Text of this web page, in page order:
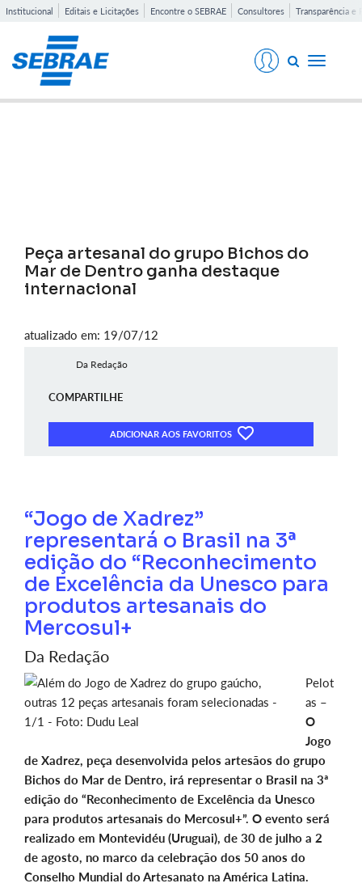
Institucional Editais e Licitações Encontre o SEBRAE Consultores Transparência e
Toggle
Peça artesanal do grupo Bichos do
Mar de Dentro ganha destaque
internacional
atualizado em: 19/07/12
Da Redação
COMPARTILHE
ADICIONAR AOS FAVORITOS
“Jogo de Xadrez”
representará o Brasil na 3ª
edição do “Reconhecimento
de Excelência da Unesco para
produtos artesanais do
Mercosul+
Da Redação
Pelot
as –
O
Jogo
de Xadrez, peça desenvolvida pelos artesãos do grupo
Bichos do Mar de Dentro, irá representar o Brasil na 3ª
edição do “Reconhecimento de Excelência da Unesco
para produtos artesanais do Mercosul+”. O evento será
realizado em Montevidéu (Uruguai), de 30 de julho a 2
de agosto, no marco da celebração dos 50 anos do
Conselho Mundial do Artesanato na América Latina.